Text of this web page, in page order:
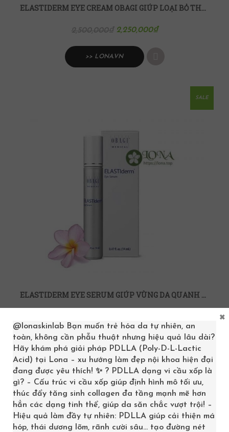
ELASTIDERM EYE CREAM OBAGI GIÚP LOẠI BỎ THÂM VÙNG DA QUANH MẮT
2,250,000₫
>> LONA.VN
SALE
ELASTIDERM EYE SERUM GIÚP VÙNG DA QUANH MẮT SÁNG KHỎE CĂNG MƯỢT
>> LONA.VN
SALE
@lonaskinlab Bạn muốn trẻ hóa da tự nhiên, an
toàn, không cần phẫu thuật nhưng hiệu quả lâu dài?
Hãy khám phá giải pháp PDLLA (Poly-D-L-Lactic
Acid) tại Lona – xu hướng làm đẹp nội khoa hiện đại
đang được yêu thích! ✨ ? PDLLA dạng vi cầu xốp là
gì? – Cấu trúc vi cầu xốp giúp định hình mô tối ưu,
thúc đẩy tăng sinh collagen đa tầng mạnh mẽ hơn
hẳn các dạng tinh thể, giúp da săn chắc vượt trội! –
Hiệu quả làm đầy tự nhiên: PDLLA giúp cải thiện má
hóp, thái dương lõm, rãnh cười sâu… tạo đường nét
×